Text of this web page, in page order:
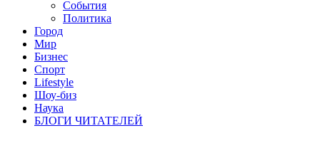
События
Политика
Город
Мир
Бизнес
Спорт
Lifestyle
Шоу-биз
Наука
БЛОГИ ЧИТАТЕЛЕЙ